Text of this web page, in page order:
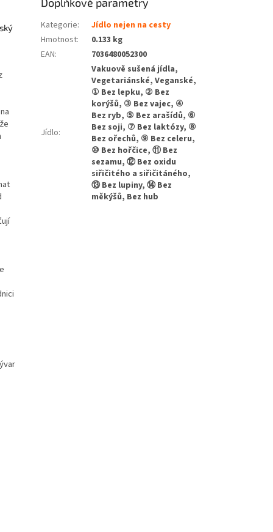
Kategorie:
Jídlo nejen na cesty
Hmotnost:
0.133 kg
EAN: 7036480052300
Jídlo:
Vakuově sušená jídla,
Vegetariánské, Veganské,
① Bez lepku, ② Bez
korýšů, ③ Bez vajec, ④
Bez ryb, ⑤ Bez arašídů, ⑥
Bez soji, ⑦ Bez laktózy, ⑧
Bez ořechů, ⑨ Bez celeru,
⑩ Bez hořčice, ⑪ Bez
sezamu, ⑫ Bez oxidu
siřičitého a siřičitáného,
⑬ Bez lupiny, ⑭ Bez
měkýšů, Bez hub